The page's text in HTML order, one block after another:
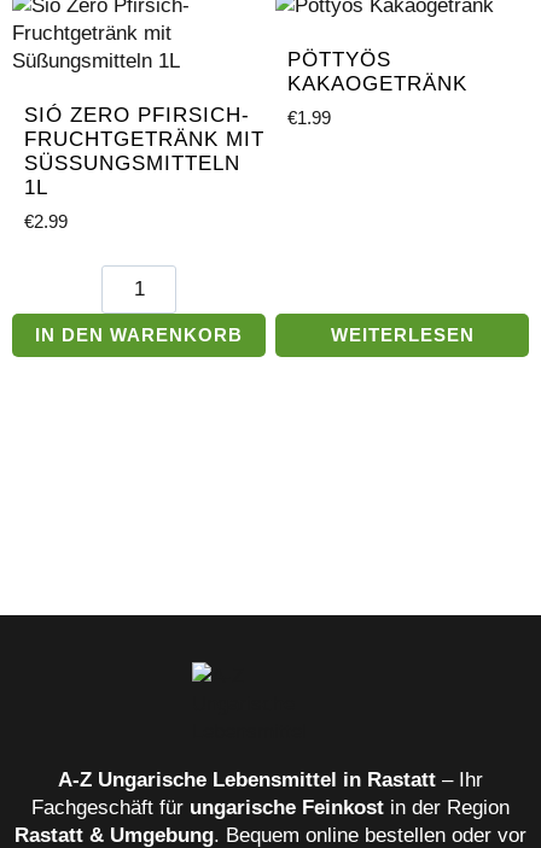
SIÓ ZERO PFIRSICH-
FRUCHTGETRÄNK MIT
SÜSSUNGSMITTELN 1
L
€2.99
Zero
Pfirsich-
Fruchtgetränk
IN DEN WARENKORB
PÖTTYÖS
KAKAOGETRÄNK
€1.99
WEITERLESEN
A‑Z Ungarische Lebensmittel in Rastatt – Ihr
Fachgeschäft für ungarische Feinkost in der Region
Rastatt & Umgebung. Bequem online bestellen oder vor